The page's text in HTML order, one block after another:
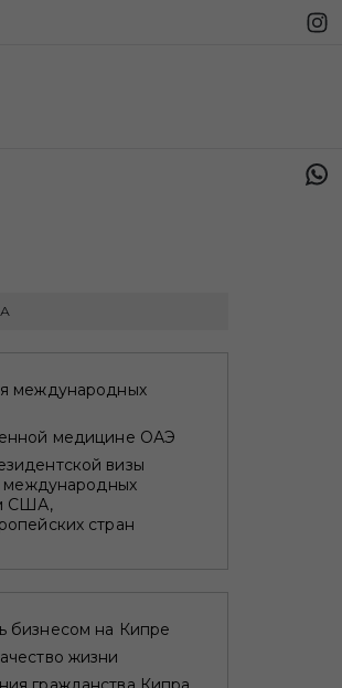
международных
медицине ОАЭ
визы
международных
США,
стран
бизнесом на Кипре
жизни